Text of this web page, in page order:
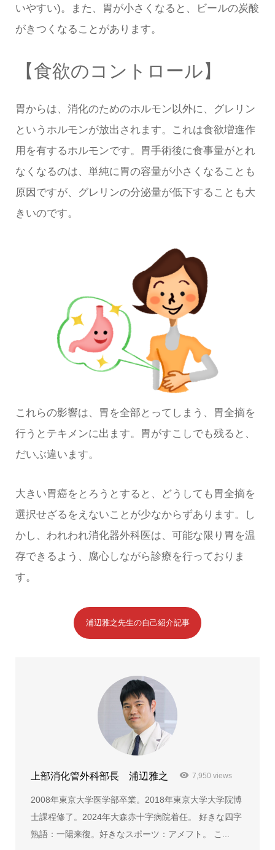
いやすい)。また、胃が小さくなると、ビールの炭酸
がきつくなることがあります。
【食欲のコントロール】
胃からは、消化のためのホルモン以外に、グレリン
というホルモンが放出されます。これは食欲増進作
用を有するホルモンです。胃手術後に食事量がとれ
なくなるのは、単純に胃の容量が小さくなることも
原因ですが、グレリンの分泌量が低下することも大
きいのです。
これらの影響は、胃を全部とってしまう、胃全摘を
行うとテキメンに出ます。胃がすこしでも残ると、
だいぶ違います。
大きい胃癌をとろうとすると、どうしても胃全摘を
選択せざるをえないことが少なからずあります。し
かし、われわれ消化器外科医は、可能な限り胃を温
存できるよう、腐心しながら診療を行っておりま
す。
浦辺雅之先生の自己紹介記事
上部消化管外科部長 浦辺雅之 7,950 views
2008年東京大学医学部卒業。2018年東京大学大学院博
士課程修了。2024年大森赤十字病院着任。 好きな四字
熟語：一陽来復。好きなスポーツ：アメフト。 こ...